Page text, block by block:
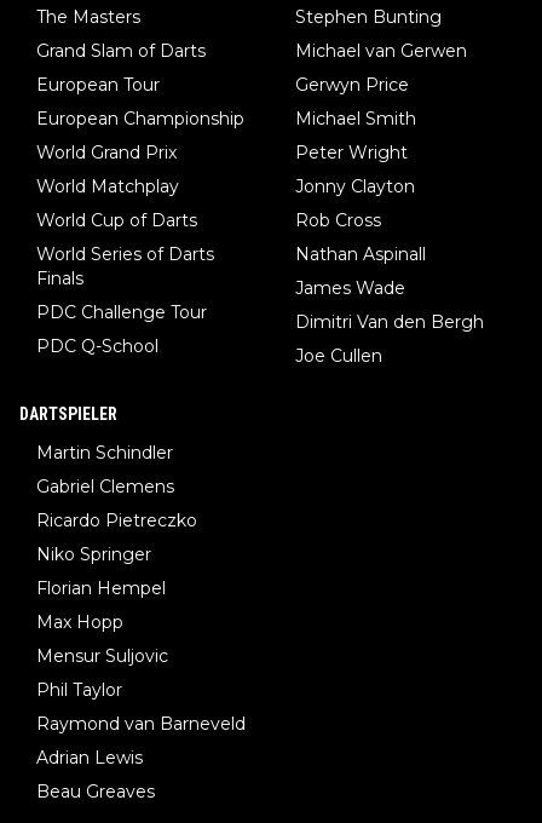
The Masters
Grand Slam of Darts
European Tour
European Championship
World Grand Prix
World Matchplay
World Cup of Darts
World Series of Darts
Finals
PDC Challenge Tour
PDC Q-School
Stephen Bunting
Michael van Gerwen
Gerwyn Price
Michael Smith
Peter Wright
Jonny Clayton
Rob Cross
Nathan Aspinall
James Wade
Dimitri Van den Bergh
Joe Cullen
DARTSPIELER
Martin Schindler
Gabriel Clemens
Ricardo Pietreczko
Niko Springer
Florian Hempel
Max Hopp
Mensur Suljovic
Phil Taylor
Raymond van Barneveld
Adrian Lewis
Beau Greaves